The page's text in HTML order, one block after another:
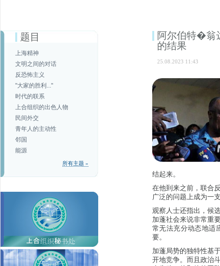
题目
上海精神
文明之间的对话
反恐怖主义
"大家的胜利..."
时代的联系
上合组织的出色人物
民间外交
青年人的主动性
邻国
能源
所有主题 »
阿尔伯特�翁
的结果
25.08.2023 11:43
结起来。
在他到来之前，联合
广泛的问题上成为一
观察人士还指出，候
加蓬社会来说非常重
常无法充分动态地适
要。
加蓬局势的独特性基
开地竞争。而且政治